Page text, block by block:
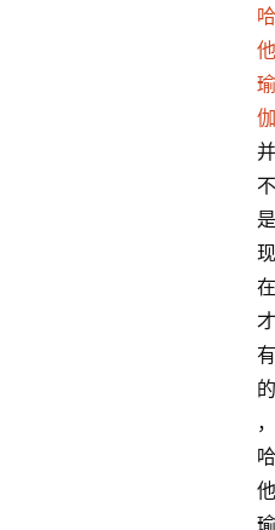
哈
他
瑜
伽
并
不
是
现
在
才
有
的
，
哈
他
瑜